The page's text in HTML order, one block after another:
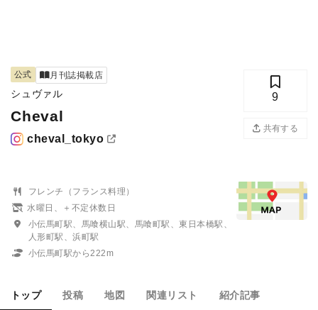
公式 月刊誌掲載店
シュヴァル
Cheval
cheval_tokyo
9
共有する
フレンチ（フランス料理）
水曜日、＋不定休数日
小伝馬町駅、馬喰横山駅、馬喰町駅、東日本橋駅、
人形町駅、浜町駅
小伝馬町駅から222m
トップ 投稿 地図 関連リスト 紹介記事